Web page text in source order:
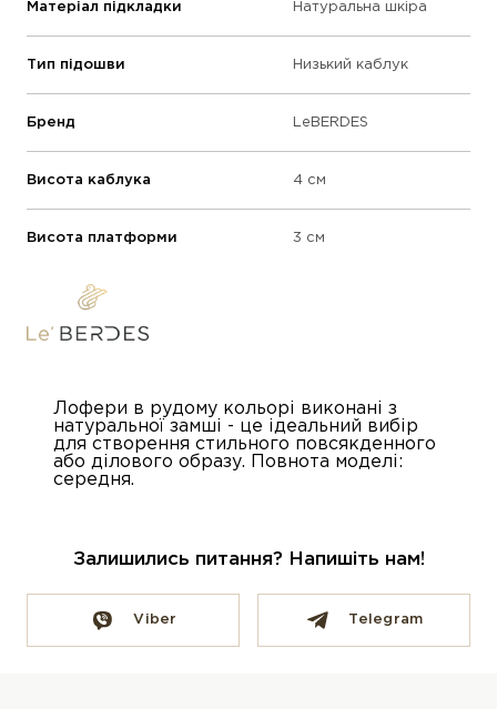
Матеріал підкладки Натуральна шкіра
Тип підошви Низький каблук
Бренд LeBERDES
Висота каблука 4 см
Висота платформи 3 см
Лофери в рудому кольорі виконані з
натуральної замші - це ідеальний вибір
для створення стильного повсякденного
або ділового образу. Повнота моделі:
середня.
Залишились питання? Напишіть нам!
Viber Telegram